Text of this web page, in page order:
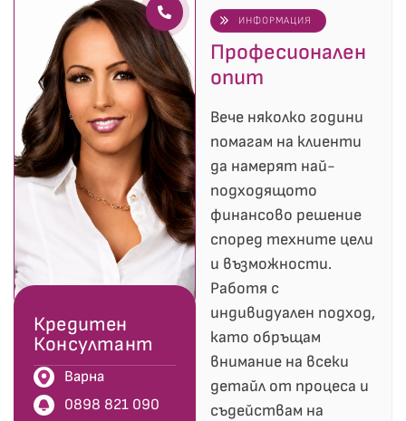
Кредитен
Консултант
Варна
0898 821 090
ИНФОРМАЦИЯ
Професионален
опит
Вече няколко години
помагам на клиенти
да намерят най-
подходящото
финансово решение
според техните цели
и възможности.
Работя с
индивидуален подход,
като обръщам
внимание на всеки
детайл от процеса и
съдействам на